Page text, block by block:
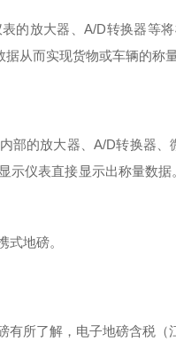
的放大器、A/D转换器等
从而实现货物或车辆的称
部的放大器、A/D转换器
示仪表直接显示出称量数
地磅。
所了解，电子地磅含税（